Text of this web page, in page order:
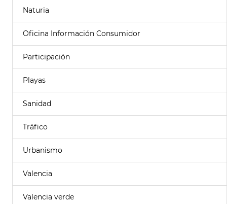
Naturia
Oficina Información Consumidor
Participación
Playas
Sanidad
Tráfico
Urbanismo
Valencia
Valencia verde